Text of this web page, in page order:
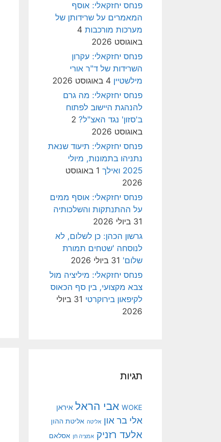
פנחס יחזקאלי: אוסף
המאמרים על שרידותן של
מערכות מורכבות 4
באוגוסט 2026
פנחס יחזקאלי: עקרון
השרידות של ד"ר אורי
מילשטיין 4 באוגוסט 2026
פנחס יחזקאלי: מה גרם
להנהגת היישוב לפתוח
ב'סזון' נגד האצ"ל? 2
באוגוסט 2026
פנחס יחזקאלי: תיעוד שנאת
נתניהו בתמונות, מיולי
2025 ואילך
1 באוגוסט
2026
פנחס יחזקאלי: אוסף ממים
על ההתנתקות והשלכותיה
31 ביולי 2026
גרשון הכהן: כן לשלום, לא
לנוסחה 'שטחים תמורת
שלום' 31 ביולי 2026
פנחס יחזקאלי: מיליציה מול
צבא מקצועי, בין סף הכאוס
לקיפאון בירוקרטי
31 ביולי
2026
תגיות
WOKE אבי הראל איראן
אלי בר און אליטה אליטת ההון
אלעד רזניק אמציה חן אסלאם